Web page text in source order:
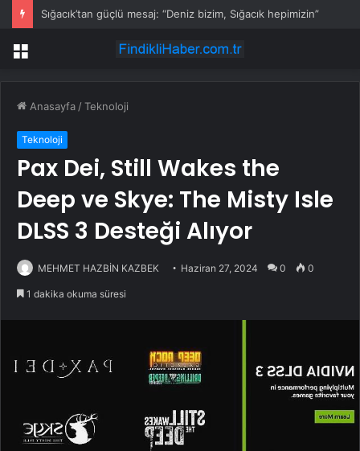
Sığacık’tan güçlü mesaj: “Deniz bizim, Sığacık hepimizin”
Menü
Anasayfa /Teknoloji
Teknoloji
Pax Dei, Still Wakes the
Deep ve Skye: The Misty Isle
DLSS 3 Desteği Alıyor
MEHMET HAZBİN KAZBEK Haziran 27, 2024 0 0
1 dakika okuma süresi